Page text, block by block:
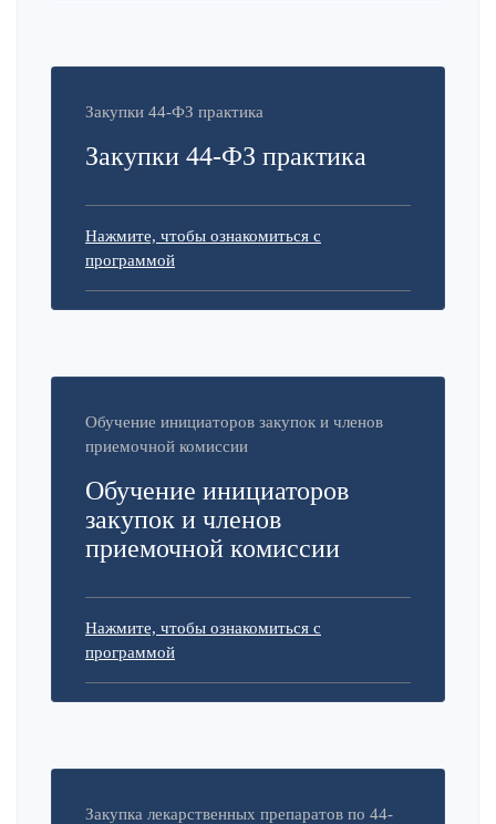
Закупки 44-ФЗ практика
Закупки 44-ФЗ практика
Нажмите, чтобы ознакомиться с
программой
Обучение инициаторов закупок и членов
приемочной комиссии
Обучение инициаторов
закупок и членов
приемочной комиссии
Нажмите, чтобы ознакомиться с
программой
Закупка лекарственных препаратов по 44-